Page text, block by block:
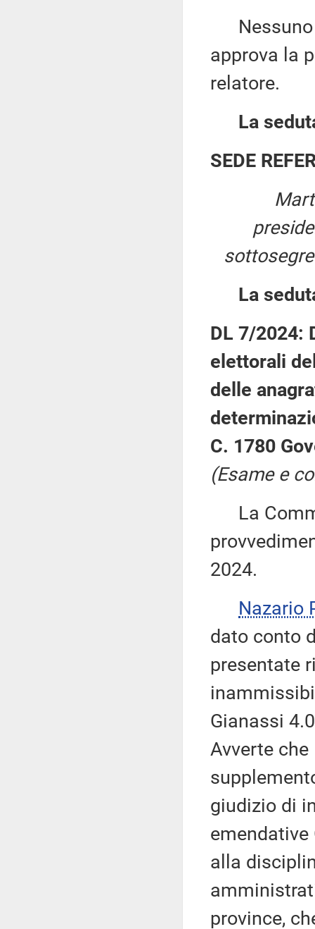
Nessuno
approva la
relatore.
La
SEDE
La
DL 7/2024:
elettorali
delle
C. 1780
(Esame e
La
2024.
Nazario
dato conto
presentate
Gianassi
Avverte
giudizio di
emendative
alla
province,